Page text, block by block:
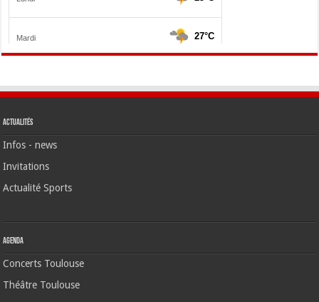
Actualités
Infos - news
Invitations
Actualité Sports
Agenda
Concerts Toulouse
Théâtre Toulouse